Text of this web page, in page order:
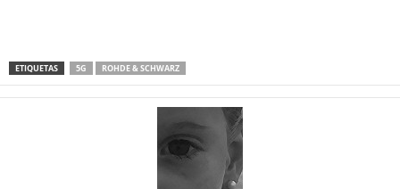
ETIQUETAS 5G ROHDE & SCHWARZ